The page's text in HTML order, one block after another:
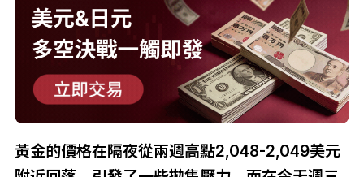
黃金的價格在隔夜從兩週高點2,048-2,049美元